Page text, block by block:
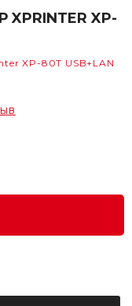
XP-
XP-80T USB+LAN